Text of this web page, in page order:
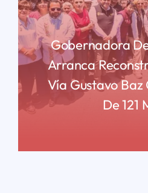
Gobernadora
Arranca
Vía Gustavo Baz
De 121